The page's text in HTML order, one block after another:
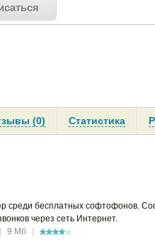
(0) Статистика
среди бесплатных софтофонов.
через сеть Интернет.
| 9 Мб |